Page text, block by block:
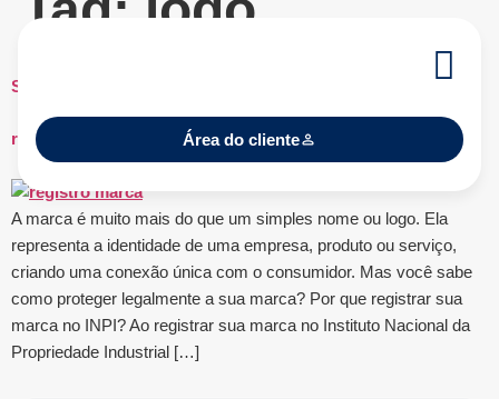
Área do cliente
Sua marca, seu ativo mais valioso: entenda a importância do
registro
A marca é muito mais do que um simples nome ou logo. Ela
representa a identidade de uma empresa, produto ou serviço,
criando uma conexão única com o consumidor. Mas você sabe
como proteger legalmente a sua marca? Por que registrar sua
marca no INPI? Ao registrar sua marca no Instituto Nacional da
Propriedade Industrial […]